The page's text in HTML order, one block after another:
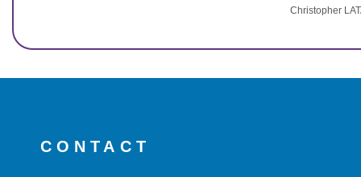
Christopher
CONTACT